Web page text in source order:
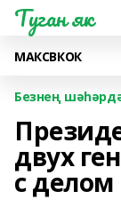
Туган як
МАКСВКОК
Безнең
двух
с делом